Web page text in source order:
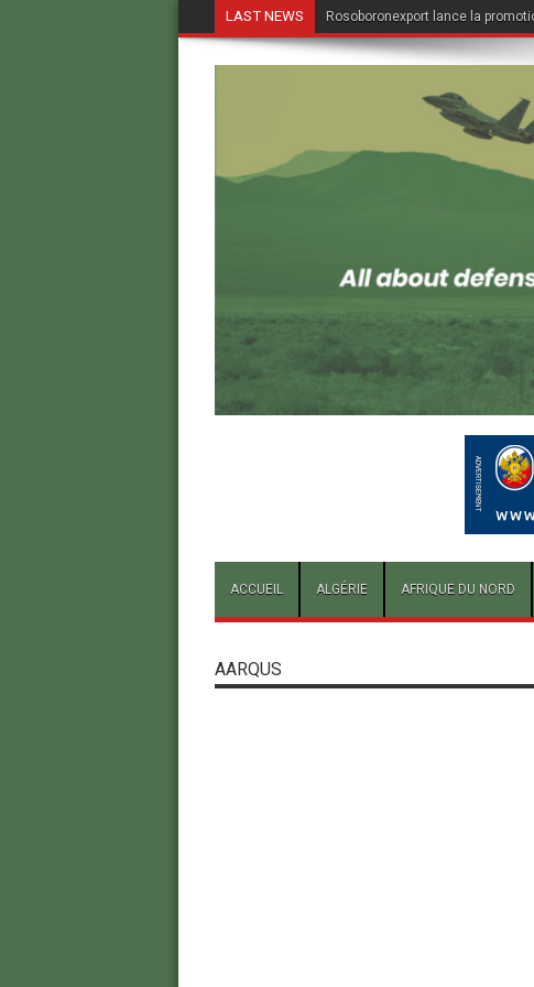
LAST NEWS Rosoboronexport lance la
ACCUEIL ALGÉRIE AFRIQUE DU NORD
AARQUS